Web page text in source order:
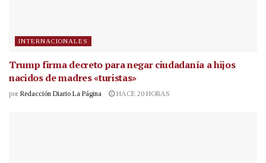
INTERNACIONALES
Trump firma decreto para negar ciudadanía a hijos
nacidos de madres «turistas»
por Redacción Diario La Página HACE 20 HORAS